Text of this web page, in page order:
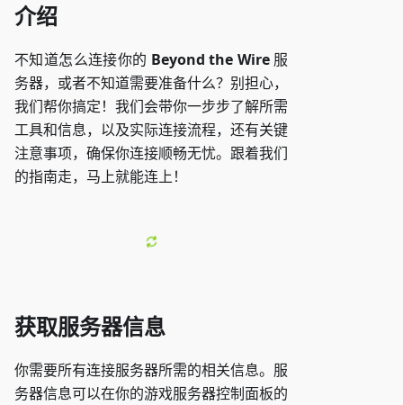
介绍
不知道怎么连接你的 Beyond the Wire服
务器，或者不知道需要准备什么？别担心，
我们帮你搞定！我们会带你一步步了解所需
工具和信息，以及实际连接流程，还有关键
注意事项，确保你连接顺畅无忧。跟着我们
的指南走，马上就能连上！
获取服务器信息
你需要所有连接服务器所需的相关信息。服
务器信息可以在你的游戏服务器控制面板的